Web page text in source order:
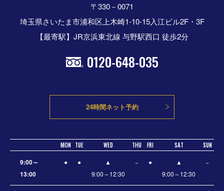
〒330－0071
埼玉県さいたま市浦和区上木崎1-10-15入江ビル2F・3F
【最寄駅】JR京浜東北線 与野駅西口 徒歩2分
0120-648-035
24時間ネット予約
MON TUE WED THU FRI SAT SUN
9:00～
13:00
● ●
▲
9:00～12:30
− ●
▲
9:00～12:30
−